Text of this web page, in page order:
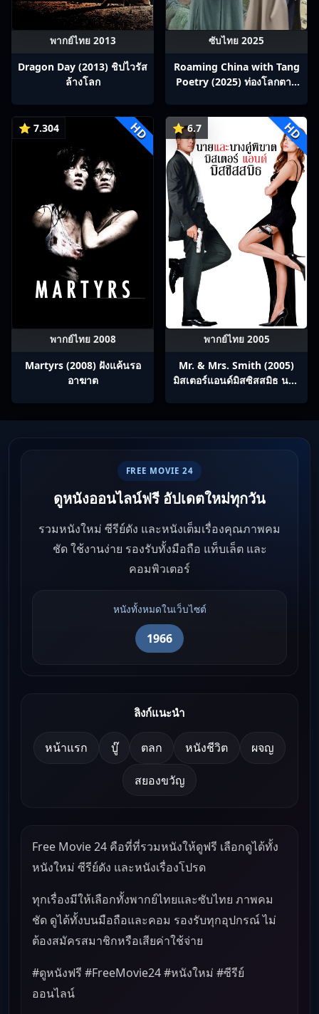
พากย์ไทย 2013
Dragon Day (2013) ชิปไวรัส
ล้างโลก
ซับไทย 2025
Roaming China with Tang
Poetry (2025) ท่องโลกตาม
⭐ 7.304 HD
พากย์ไทย 2008
Martyrs (2008) ฝังแค้นรอ
อาฆาต
⭐ 6.7 HD
พากย์ไทย 2005
Mr. & Mrs. Smith (2005)
มิสเตอร์แอนด์มิสซิสสมิธ นาย
FREE MOVIE 24
ดูหนังออนไลน์ฟรี อัปเดตใหม่ทุกวัน
รวมหนังใหม่ ซีรีย์ดัง และหนังเต็มเรื่องคุณภาพคม
ชัด ใช้งานง่าย รองรับทั้งมือถือ แท็บเล็ต และ
คอมพิวเตอร์
หนังทั้งหมดในเว็บไซต์
1966
ลิงก์แนะนำ
หน้าแรก บู๊ ตลก หนังชีวิต ผจญ
สยองขวัญ
Free Movie 24 คือที่ที่รวมหนังให้ดูฟรี เลือกดูได้ทั้ง
หนังใหม่ ซีรีย์ดัง และหนังเรื่องโปรด
ทุกเรื่องมีให้เลือกทั้งพากย์ไทยและซับไทย ภาพคม
ชัด ดูได้ทั้งบนมือถือและคอม รองรับทุกอุปกรณ์ ไม่
ต้องสมัครสมาชิกหรือเสียค่าใช้จ่าย
#ดูหนังฟรี #FreeMovie24 #หนังใหม่ #ซีรีย์
ออนไลน์